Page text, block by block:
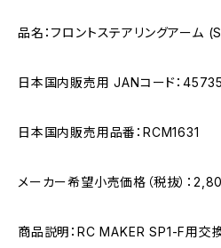
品名：フロントステアリングアーム
日本国内販売用 JANコード：
日本国内販売用品番：RCM1631
メーカー希望小売価格（税抜）：
商品説明：RC MAKER SP1-F用交